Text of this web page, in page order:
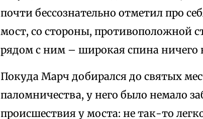
почти бессознательно отметил про
мост, со стороны, противоположной
рядом с ним – широкая спина ничего
Покуда Марч добирался до святых
паломничества, у него было немало
происшествия у моста: не так-то